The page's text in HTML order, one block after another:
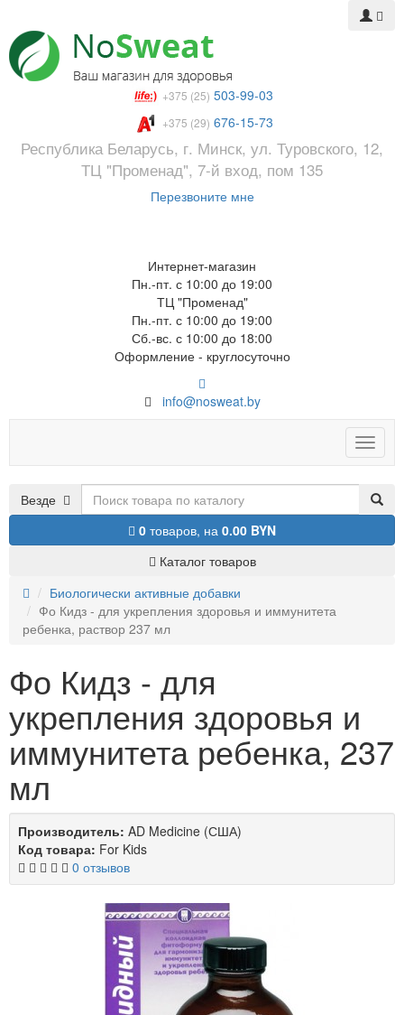
+375 (25) 503-99-03
+375 (29) 676-15-73
Республика Беларусь, г. Минск, ул. Туровского, 12,
ТЦ "Променад", 7-й вход, пом 135
Перезвоните мне
Интернет-магазин
Пн.-пт. с 10:00 до 19:00
ТЦ "Променад"
Пн.-пт. с 10:00 до 19:00
Сб.-вс. с 10:00 до 18:00
Оформление - круглосуточно
info@nosweat.by
Toggle
Везде
0 товаров, на 0.00 BYN
Каталог товаров
Биологически активные добавки
Фо Кидз - для укрепления здоровья и иммунитета
ребенка, раствор 237 мл
Фо Кидз - для
укрепления здоровья и
иммунитета ребенка, 237
мл
Производитель: AD Medicine (США)
Код товара: For Kids
0 отзывов